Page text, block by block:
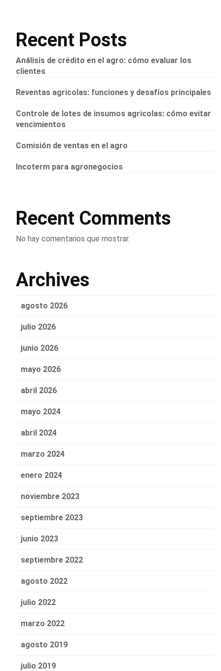
Recent Posts
Análisis de crédito en el agro: cómo evaluar los
clientes
Reventas agrícolas: funciones y desafíos principales
Controle de lotes de insumos agricolas: cómo evitar
vencimientos
Comisión de ventas en el agro
Incoterm para agronegocios
Recent Comments
No hay comentarios que mostrar.
Archives
agosto 2026
julio 2026
junio 2026
mayo 2026
abril 2026
mayo 2024
abril 2024
marzo 2024
enero 2024
noviembre 2023
septiembre 2023
junio 2023
septiembre 2022
agosto 2022
julio 2022
marzo 2022
agosto 2019
julio 2019